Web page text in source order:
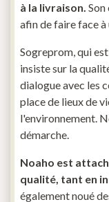
à la livraison.
afin de faire face
Sogreprom, qui
insiste sur la
dialogue avec les
place de lieux de
l'environnement.
démarche.
Noaho est
qualité, tant en
également noué